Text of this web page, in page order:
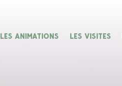
LES ANIMATIONS LES VISITES